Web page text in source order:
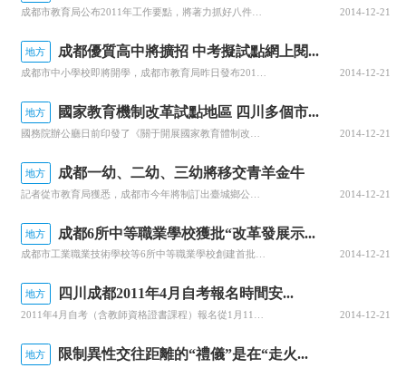
成都市教育局公布2011年工作要點，將著力抓好八件事成都市教育局2011年工作要點近日公布。華西都市報記者從《要點》中了解到，今年成都將做好義務教育階段學生按戶籍所在地就近入學的有關工作，貫徹落實好全域成都統一戶籍的政策要求；制定出臺城鄉公共教育資源均衡配置的辦法，從根本上緩解“擇校熱”。據悉，成都 2014-12-21
地方 成都優質高中將擴招 中考擬試點網上閱...
2014-12-21
地方 國家教育機制改革試點地區 四川多個市...
2014-12-21
地方 成都一幼、二幼、三幼將移交青羊金牛
記者從市教育局獲悉，成都市今年將制訂出臺城鄉公共教育資源均衡配置辦法，強化義務教育階段學生按戶籍所在地就近入學，從根本上緩解“擇校熱”。據悉，成都市今年乃至今后5年的教育工作都將圍繞“深入推進教育均衡化、全面推進現代化、加快推進國際化”的主線展開。去年，成都市開始對各區（市）縣和高新區的教育現代化水 2014-12-21
地方 成都6所中等職業學校獲批“改革發展示...
2014-12-21
地方 四川成都2011年4月自考報名時間安...
2014-12-21
地方 限制異性交往距離的“禮儀”是在“走火...